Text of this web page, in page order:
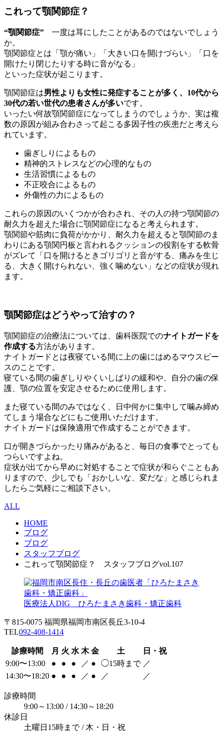
これって顎関節症？
“顎関節症” 一度は耳にしたことがあるのではないでしょう
か。
顎関節症とは「顎が痛い」「大きい口を開けづらい」「口を
開けたり閉じたりする時に音がなる」
といった症状が起こります。
顎関節症は男性よりも女性に発症することが多く、10代から
30代の若い世代の患者さんが多いです。
いったい何故顎関節症になってしまうのでしょうか、実は複
数の原因が組み合わさって起こる多因子性の疾患だと考えら
れています。
歯ぎしりによるもの
精神的ストレスなどの心理的なもの
生活習慣によるもの
不正咬合によるもの
外傷性の力によるもの
これらの原因のいくつかが合わされ、その人の持つ顎関節の
耐久力を超えた場合に顎関節症になると考えられます。
顎関節や筋肉に負荷がかかり、耐久力を超えると顎関節のま
わりにある顎関円板と言われるクッションの役割をする軟骨
がズレて「口を開けるときゴリゴリと音がする、痛みを生じ
る、大きく開けられない、強く噛めない」などの症状が現れ
ます。
顎関節症はどうやって治すの？
顎関節症の治療法については、歯科医院でのナイトガードを
作成する方法があります。
ナイトガードとは夜寝ている間に上の歯にはめるマウスピー
スのことです。
寝ている間の歯ぎしりやくいしばりの緩和や、自分の歯の保
護、顎の位置を安定させるために使用します。
また寝ている間のみではなく、日中何かに集中して噛み締め
てしまう場合などにもご使用いただけます。
ナイトガードは保険適用で作成することができます。
口が開きづらかったり痛みがあると、毎日の食事でとっても
つらいですよね。
症状が出てから早めに対処することで症状が和らぐこともあ
りますので、少しでも「おかしいな、変だな」と感じられま
したらご気軽にご相談下さい。
ALL
HOME
ブログ
ブログ
スタッフブログ
これって顎関節症？ スタッフブログvol.107
医療法人DIG ひろたまさき歯科・矯正歯科
〒815-0075 福岡県福岡市南区長丘3-10-4
TEL092-408-1414
診療時間 月 火 水 木 金 土
日・祝
9:00〜13:00
● ● ● ／ ● ◯15時まで ／
14:30〜18:20 ● ● ● ／ ● ／ ／
診療時間
9:00～13:00 / 14:30～18:20
休診日
土曜日15時まで / 木・日・祝